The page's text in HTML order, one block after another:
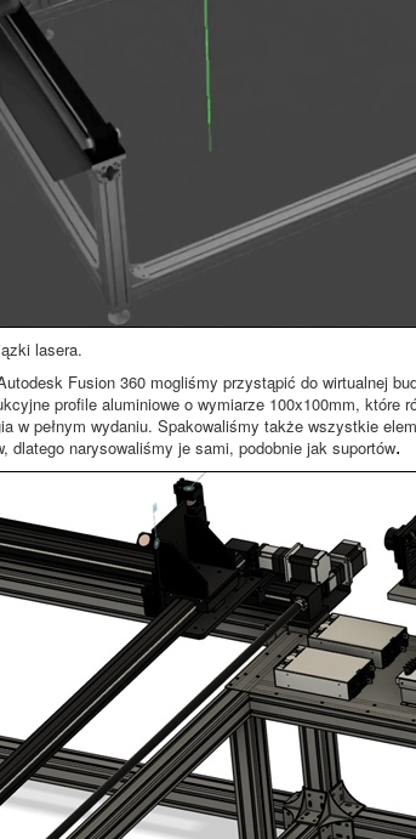
lasera.
Fusion 360 mogliśmy przystąpić do wirtualnej
profile aluminiowe o wymiarze 100x100mm, które
w pełnym wydaniu. Spakowaliśmy także wszystkie
dlatego narysowaliśmy je sami, podobnie jak suportów.